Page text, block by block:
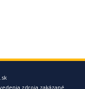
zdroja zakázané.